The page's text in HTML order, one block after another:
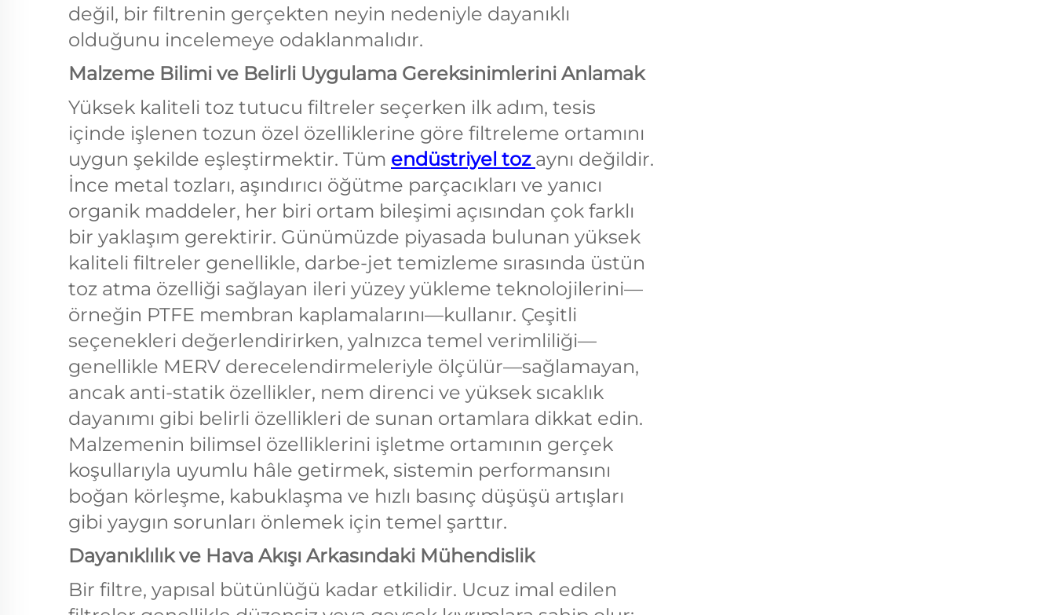
değil, bir filtrenin gerçekten neyin nedeniyle dayanıklı
olduğunu incelemeye odaklanmalıdır.
Malzeme Bilimi ve Belirli Uygulama Gereksinimlerini Anlamak
Yüksek kaliteli toz tutucu filtreler seçerken ilk adım, tesis
içinde işlenen tozun özel özelliklerine göre filtreleme ortamını
uygun şekilde eşleştirmektir. Tüm endüstriyel toz aynı değildir.
İnce metal tozları, aşındırıcı öğütme parçacıkları ve yanıcı
organik maddeler, her biri ortam bileşimi açısından çok farklı
bir yaklaşım gerektirir. Günümüzde piyasada bulunan yüksek
kaliteli filtreler genellikle, darbe-jet temizleme sırasında üstün
toz atma özelliği sağlayan ileri yüzey yükleme teknolojilerini—
örneğin PTFE membran kaplamalarını—kullanır. Çeşitli
seçenekleri değerlendirirken, yalnızca temel verimliliği—
genellikle MERV derecelendirmeleriyle ölçülür—sağlamayan,
ancak anti-statik özellikler, nem direnci ve yüksek sıcaklık
dayanımı gibi belirli özellikleri de sunan ortamlara dikkat edin.
Malzemenin bilimsel özelliklerini işletme ortamının gerçek
koşullarıyla uyumlu hâle getirmek, sistemin performansını
boğan körleşme, kabuklaşma ve hızlı basınç düşüşü artışları
gibi yaygın sorunları önlemek için temel şarttır.
Dayanıklılık ve Hava Akışı Arkasındaki Mühendislik
Bir filtre, yapısal bütünlüğü kadar etkilidir. Ucuz imal edilen